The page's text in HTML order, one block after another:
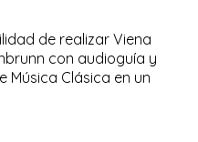
de realizar Viena
con audioguía y
Clásica en un